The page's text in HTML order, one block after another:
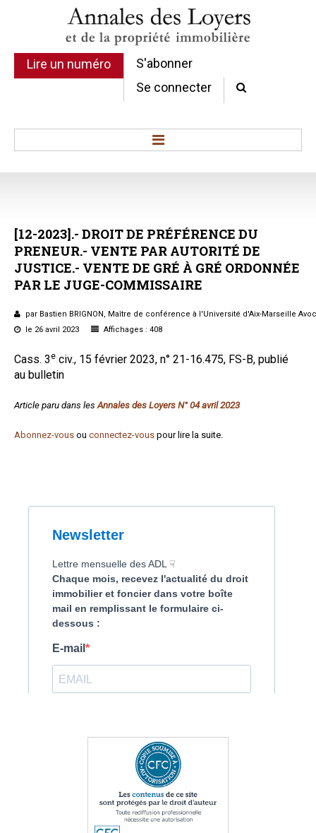
Lire un numéro
S'abonner
Se connecter
Sommaires
Chroniques
Etudes de texte
Conclusions et Rapports
Formez-vous !
[12-2023].- DROITDE PRÉFÉRENCE DU
PRENEUR.- VENTE PAR AUTORITÉ DE
JUSTICE.- VENTE DE GRÉ À GRÉ ORDONNÉE
PAR LE JUGE-COMMISSAIRE
par Bastien BRIGNON, Maître de conférence à l'Université d'Aix-Marseille
le 26 avril 2023
Affichages : 408
Cass. 3e civ., 15 février 2023, n° 21-16.475, FS-B, publié
au bulletin
Article paru dans les Annales des Loyers N° 04 avril 2023
Abonnez-vous ou connectez-vous pour lire la suite.